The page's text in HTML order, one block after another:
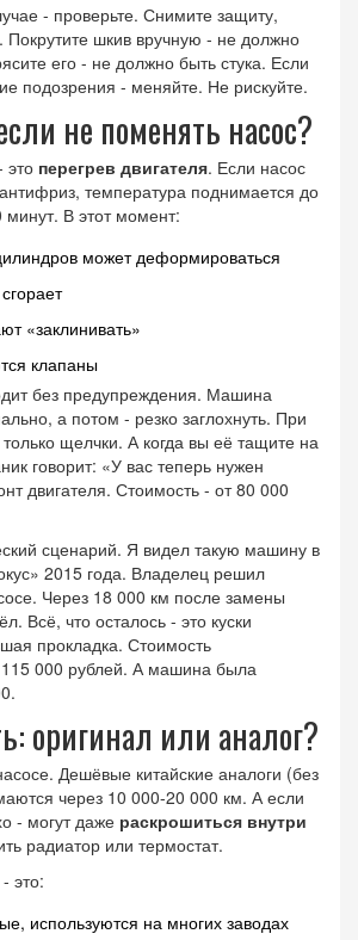
- проверьте. Снимите защиту,
Покрутите шкив вручную - не должно
его - не должно быть стука. Если
подозрения - меняйте. Не рискуйте.
не поменять насос?
это перегрев двигателя. Если насос
температура поднимается до
минут. В этот момент:
может деформироваться
«заклинивать»
клапаны
без предупреждения. Машина
а потом - резко заглохнуть. При
щелчки. А когда вы её тащите на
говорит: «У вас теперь нужен
двигателя. Стоимость - от 80 000
сценарий. Я видел такую машину в
2015 года. Владелец решил
Через 18 000 км после замены
Всё, что осталось - это куски
прокладка. Стоимость
115 000 рублей. А машина была
оригинал или аналог?
Дешёвые китайские аналоги (без
через 10 000-20 000 км. А если
- могут даже раскрошиться внутри
радиатор или термостат.
это:
используются на многих заводах